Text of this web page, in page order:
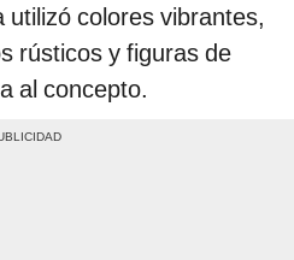
colores vibrantes,
rústicos y figuras de
al concepto.